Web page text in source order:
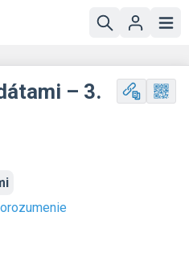
– 3.